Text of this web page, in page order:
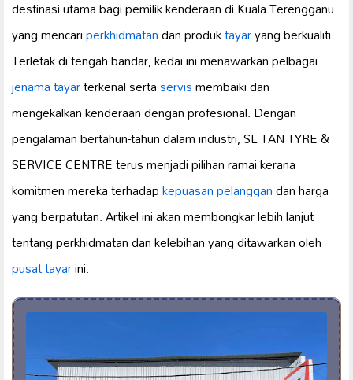
destinasi utama bagi pemilik kenderaan di Kuala Terengganu
yang mencariperkhidmatandan produktayaryang berkualiti.
Terletak di tengah bandar, kedai ini menawarkan pelbagai
jenama tayarterkenal sertaservismembaiki dan
mengekalkan kenderaan dengan profesional. Dengan
pengalaman bertahun-tahun dalam industri, SL TAN TYRE &
SERVICE CENTRE terus menjadi pilihan ramai kerana
komitmen mereka terhadapkepuasan pelanggandan harga
yang berpatutan. Artikel ini akan membongkar lebih lanjut
tentang perkhidmatan dan kelebihan yang ditawarkan oleh
pusat tayarini.